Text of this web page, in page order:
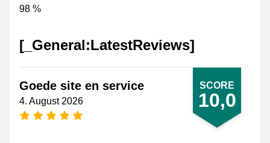
98 %
[_General:LatestReviews]
SCORE
10,0
Goede site en service
4. August 2026
[_General:NumberOfStarsPluralFormat]